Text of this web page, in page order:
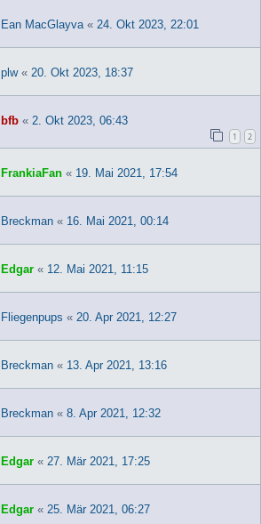
Ean MacGlayva « 24. Okt 2023, 22:01
plw« 20. Okt 2023, 18:37
bfb « 2. Okt 2023, 06:43
1 2
FrankiaFan « 19. Mai 2021, 17:54
Breckman « 16. Mai 2021, 00:14
Edgar « 12. Mai 2021, 11:15
Fliegenpups « 20. Apr 2021, 12:27
Breckman « 13. Apr 2021, 13:16
Breckman « 8. Apr 2021, 12:32
Edgar « 27. Mär 2021, 17:25
Edgar « 25. Mär 2021, 06:27